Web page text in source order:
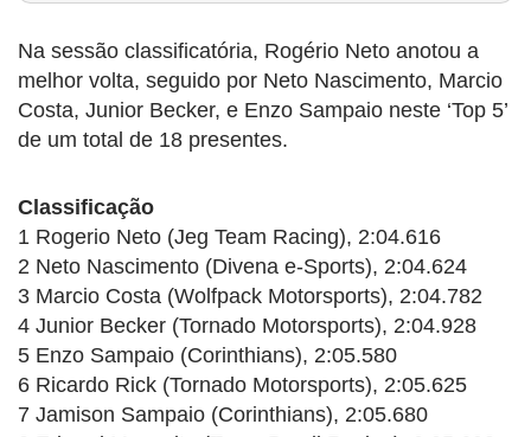
Na sessão classificatória, Rogério Neto anotou a
melhor volta, seguido por Neto Nascimento, Marcio
Costa, Junior Becker, e Enzo Sampaio neste ‘Top 5’
de um total de 18 presentes.
Classificação
1 Rogerio Neto (Jeg Team Racing), 2:04.616
2 Neto Nascimento (Divena e-Sports), 2:04.624
3 Marcio Costa (Wolfpack Motorsports), 2:04.782
4 Junior Becker (Tornado Motorsports), 2:04.928
5 Enzo Sampaio (Corinthians), 2:05.580
6 Ricardo Rick (Tornado Motorsports), 2:05.625
7 Jamison Sampaio (Corinthians), 2:05.680